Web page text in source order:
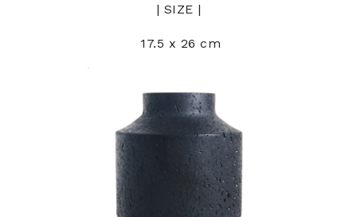
| SIZE |
17.5 x 26 cm